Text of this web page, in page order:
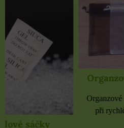
Organzové sáčky 9x12 cm
Organzové sáčky najdou uplatnění
při rychlém zabalení dárků,...